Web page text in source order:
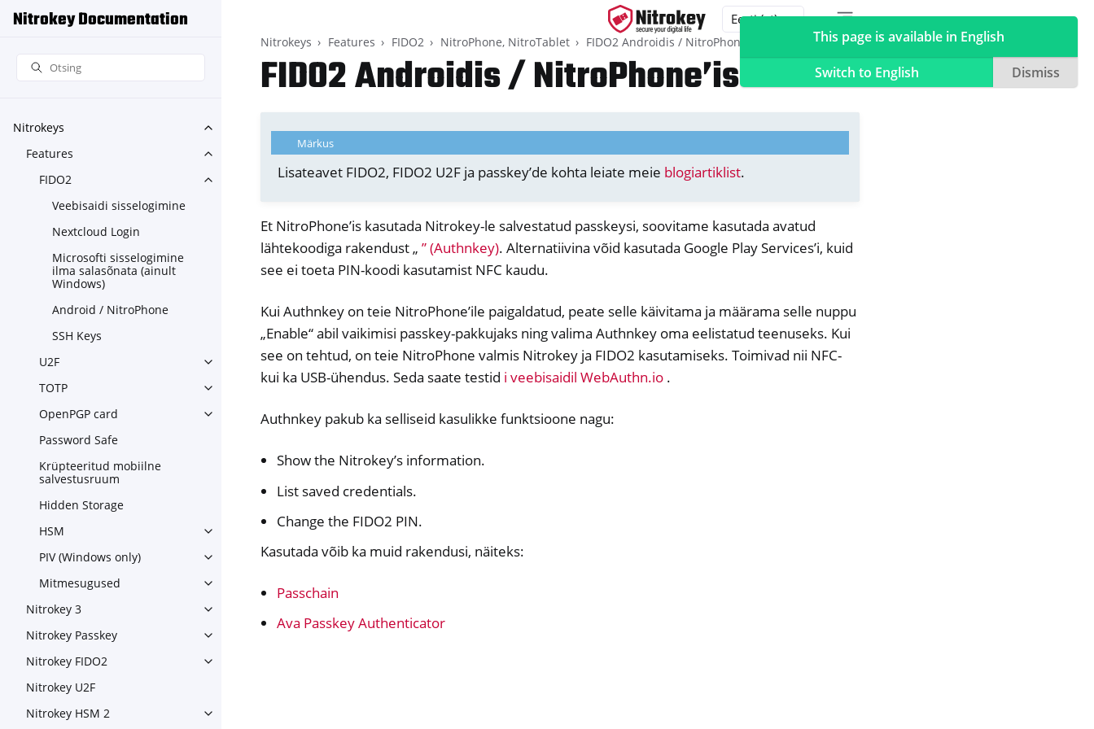
Nitrokey Documentation
Nitrokeys
Toggle navigation of Nitrokeys
Features
Toggle navigation of Features
FIDO2
Toggle navigation of FIDO2
Veebisaidi sisselogimine
Nextcloud Login
Microsofti sisselogimine
ilma salasõnata (ainult
Windows)
Android / NitroPhone
SSH Keys
U2F
Toggle navigation of U2F
TOTP
Toggle navigation of TOTP
OpenPGP card
Toggle navigation of OpenPGP card
Password Safe
Krüpteeritud mobiilne
salvestusruum
Hidden Storage
HSM
Toggle navigation of HSM
PIV (Windows only)
Toggle navigation of PIV (Windows only)
Mitmesugused
Toggle navigation of Mitmesugused
Nitrokey 3
Toggle navigation of Nitrokey 3
Nitrokey Passkey
Toggle navigation of Nitrokey Passkey
Nitrokey FIDO2
Toggle navigation of Nitrokey FIDO2
Nitrokey U2F
Nitrokey HSM 2
Toggle navigation of Nitrokey HSM 2
Nitrokeys Features FIDO2 NitroPhone, NitroTablet FIDO2 Androidis / NitroPhone'is
FIDO2 Androidis / NitroPhone’is
Märkus
Lisateavet FIDO2, FIDO2 U2F ja passkey’de kohta leiate meie blogiartiklist.
Et NitroPhone’is kasutada Nitrokey-le salvestatud passkeysi, soovitame kasutada avatud
lähtekoodiga rakendust „ ” (Authnkey). Alternatiivina võid kasutada Google Play Services’i, kuid
see ei toeta PIN-koodi kasutamist NFC kaudu.
Kui Authnkey on teie NitroPhone’ile paigaldatud, peate selle käivitama ja määrama selle nuppu
„Enable“ abil vaikimisi passkey-pakkujaks ning valima Authnkey oma eelistatud teenuseks. Kui
see on tehtud, on teie NitroPhone valmis Nitrokey ja FIDO2 kasutamiseks. Toimivad nii NFC-
kui ka USB-ühendus. Seda saate testid i veebisaidil WebAuthn.io .
Authnkey pakub ka selliseid kasulikke funktsioone nagu:
Show the Nitrokey’s information.
List saved credentials.
Change the FIDO2 PIN.
Kasutada võib ka muid rakendusi, näiteks:
Passchain
Ava Passkey Authenticator
This page is available in English
Switch to English
Dismiss